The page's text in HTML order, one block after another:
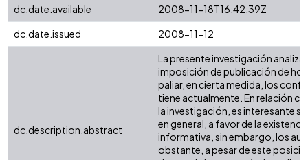
dc.date.available
2008-11-18T16:42:39Z
dc.date.issued
2008-11-12
dc.description.abstract
La presente investigación
imposición de publicación de
paliar, en cierta medida, los
tiene actualmente. En relación
la investigación, es interesante
en general, a favor de la
informativa, sin embargo, los
obstante, a pesar de este